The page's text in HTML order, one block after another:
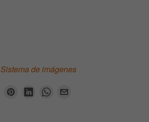
Sistema de imágenes